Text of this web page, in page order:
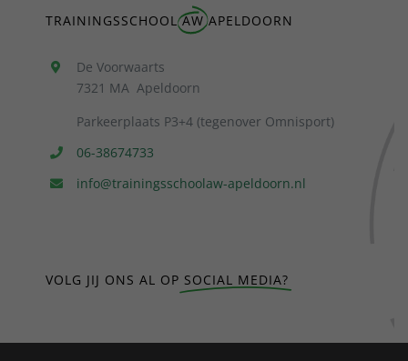
TRAININGSSCHOOL AW APELDOORN
De Voorwaarts
7321 MA Apeldoorn
Parkeerplaats P3+4 (tegenover Omnisport)
06-38674733
info@trainingsschoolaw-apeldoorn.nl
VOLG JIJ ONS AL OP SOCIAL MEDIA?